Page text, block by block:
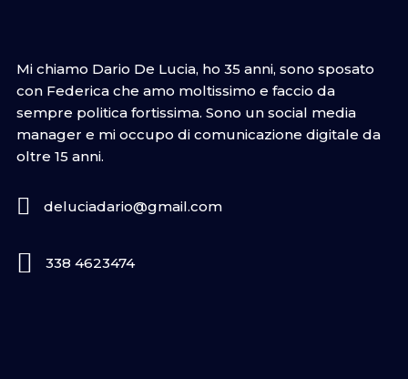
Mi chiamo Dario De Lucia, ho 35 anni, sono sposato
con Federica che amo moltissimo e faccio da
sempre politica fortissima. Sono un social media
manager e mi occupo di comunicazione digitale da
oltre 15 anni.
deluciadario@gmail.com
338 4623474